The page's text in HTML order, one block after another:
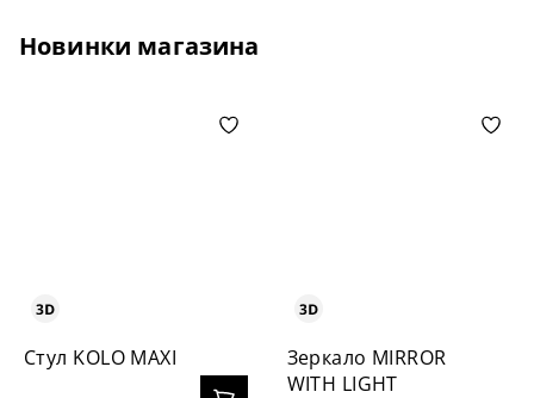
Новинки магазина
Стул KOLO MAXI
Зеркало MIRROR
WITH LIGHT